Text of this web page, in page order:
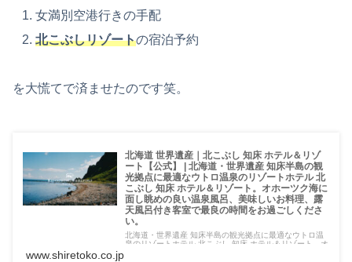
女満別空港行きの手配
北こぶしリゾートの宿泊予約
を大慌てで済ませたのです笑。
北海道 世界遺産｜北こぶし 知床 ホテル＆リゾ
ート【公式】 | 北海道・世界遺産 知床半島の観
光拠点に最適なウトロ温泉のリゾートホテル 北
こぶし 知床 ホテル＆リゾート。オホーツク海に
面し眺めの良い温泉風呂、美味しいお料理、露
天風呂付き客室で最良の時間をお過ごしくださ
い。
北海道・世界遺産 知床半島の観光拠点に最適なウトロ温
泉のリゾートホテル 北こぶし 知床 ホテル＆リゾート。オ
www.shiretoko.co.jp